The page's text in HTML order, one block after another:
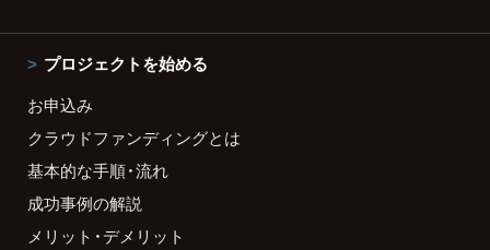
プロジェクトを始める
お申込み
クラウドファンディングとは
基本的な手順・流れ
成功事例の解説
メリット・デメリット